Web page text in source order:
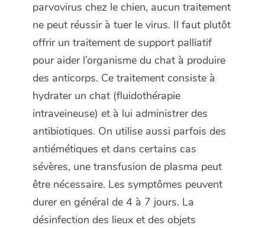
parvovirus chez le chien, aucun traitement
ne peut réussir à tuer le virus. Il faut plutôt
offrir un traitement de support palliatif
pour aider l’organisme du chat à produire
des anticorps. Ce traitement consiste à
hydrater un chat (fluidothérapie
intraveineuse) et à lui administrer des
antibiotiques. On utilise aussi parfois des
antiémétiques et dans certains cas
sévères, une transfusion de plasma peut
être nécessaire. Les symptômes peuvent
durer en général de 4 à 7 jours. La
désinfection des lieux et des objets